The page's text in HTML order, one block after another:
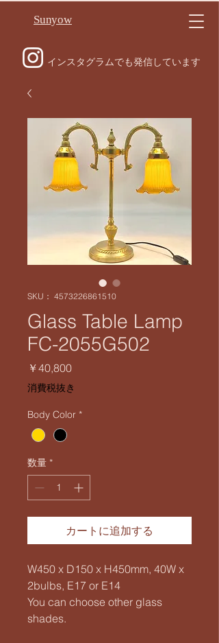
Sunyow
インスタグラムでも発信しています
SKU： 4573226861510
Glass Table Lamp
FC-2055G502
￥40,800価
格
消費税抜き
Body Color *
数量 *
カートに追加する
W450 x D150 x H450mm, 40W x
2bulbs, E17 or E14
You can choose other glass
shades.